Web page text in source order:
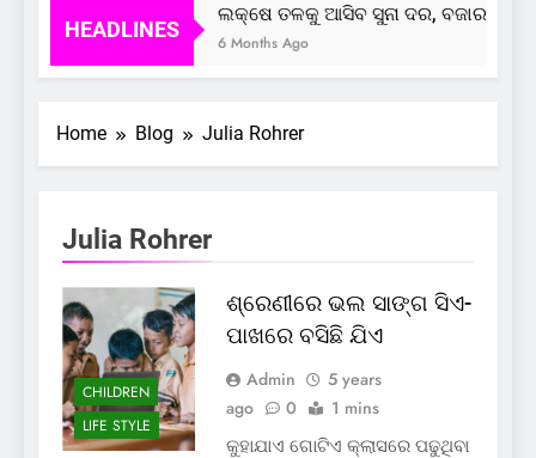
HEADLINES
ଲକ୍ଷେ ତଳକୁ ଆସିବ ସୁନା ଦର, ବଜାର
6 Months Ago
Home Blog Julia Rohrer
Julia Rohrer
CHILDREN
LIFE STYLE
ଶ୍ରେଣୀରେ ଭଲ ସାଙ୍ଗ ସିଏ-
ପାଖରେ ବସିଛି ଯିଏ
Admin
5 years
ago
0 1 mins
କୁହାଯାଏ ଗୋଟିଏ କ୍ଲାସରେ ପଢୁଥିବା